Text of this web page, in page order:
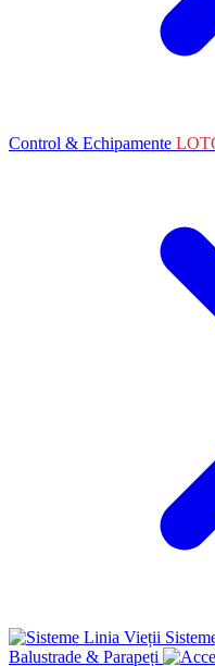
Control & Echipamente
Balustrade & Parapeți